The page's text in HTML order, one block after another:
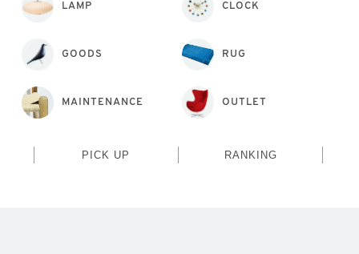
LAMP CLOCK
GOODS RUG
MAINTENANCE OUTLET
PICK UP RANKING